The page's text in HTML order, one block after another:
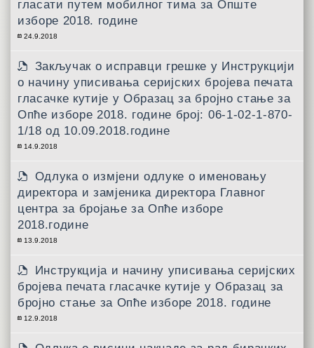
гласати путем мобилног тима за Опште
изборе 2018. године
24.9.2018
Закључак о исправци грешке у Инструкцији
о начину уписивања серијских бројева печата
гласачке кутије у Образац за бројно стање за
Опће изборе 2018. године број: 06-1-02-1-870-
1/18 од 10.09.2018.године
14.9.2018
Одлука о измјени одлуке о именовању
директора и замјеника директора Главног
центра за бројање за Опће изборе
2018.године
13.9.2018
Инструкција и начину уписивања серијских
бројева печата гласачке кутије у Образац за
бројно стање за Опће изборе 2018. године
12.9.2018